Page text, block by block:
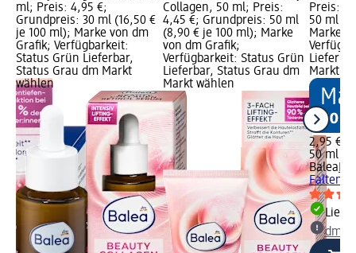
ml; Preis: 4,95 €;
Grundpreis: 30 ml (16,50 €
je 100 ml); Marke von dm
Grafik; Verfügbarkeit:
Status Grün Lieferbar,
Status Grau dm Markt
wählen
Collagen, 50 ml; Preis:
4,45 €; Grundpreis: 50 ml
(8,90 € je 100 ml); Marke
von dm Grafik;
Verfügbarkeit: Status Grün
Lieferbar, Status Grau dm
Markt wählen
Preis:
50 ml
Marke
Markt
2,95 €
50 ml
Balea
Falten
dm